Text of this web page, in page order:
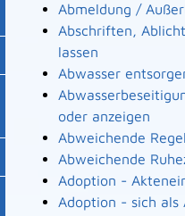
Abmeldung /
Abschriften,
lassen
Abwasser
oder anzeigen
Abweichende
Abweichende
Adoption -
Adoption - sich